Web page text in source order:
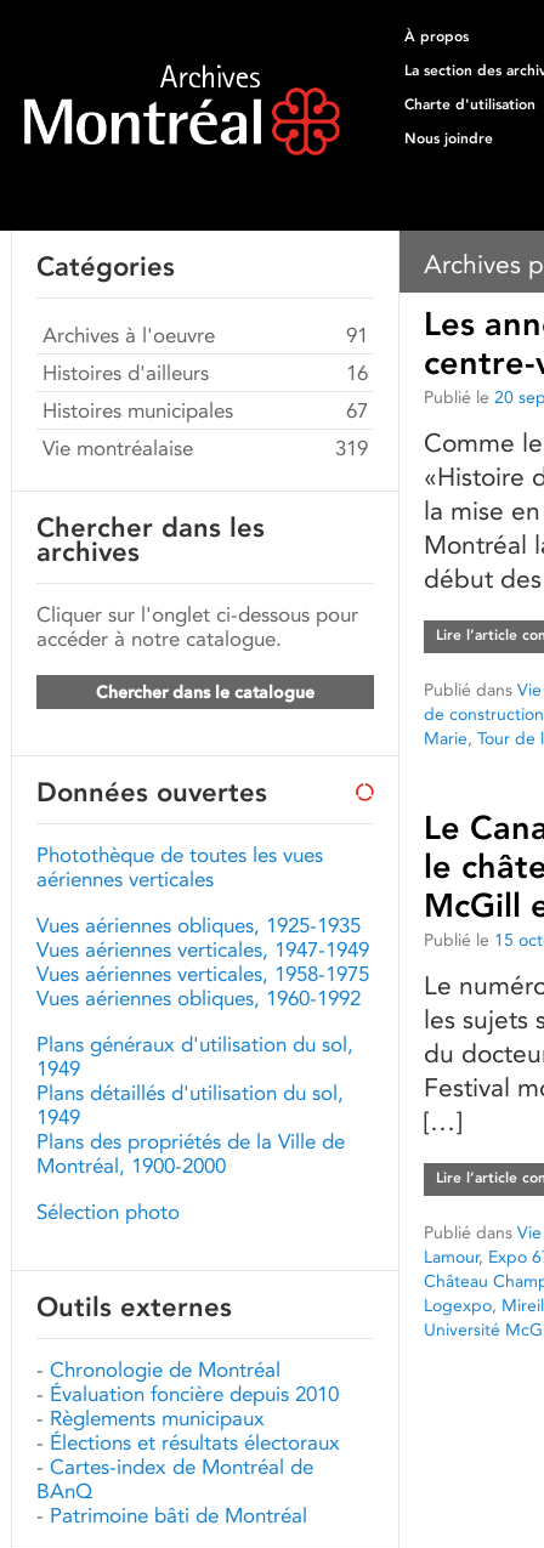
À propos
La section des
Charte d'utilisation
Nous joindre
Archives
Les
Publié le 20
Comme
«Histoire
la mise
Montréal
début
Lire l’article
Publié dans
de construction
Marie, Tour de
Le
le
McGill
Publié le 15
Le
les sujets
du
Festival
[…]
Lire l’article
Publié dans
Lamour, Expo
Château
Logexpo,
Université
Catégories
Archives à l'oeuvre
91
Histoires d'ailleurs
16
Histoires municipales
67
Vie montréalaise
319
Chercher dans les
archives
Cliquer sur l'onglet ci-dessous pour
accéder à notre catalogue.
Chercher dans le catalogue
Données ouvertes
Photothèque de toutes les vues
aériennes verticales
Vues aériennes obliques, 1925-1935
Vues aériennes verticales, 1947-1949
Vues aériennes verticales, 1958-1975
Vues aériennes obliques, 1960-1992
Plans généraux d'utilisation du sol,
1949
Plans détaillés d'utilisation du sol,
1949
Plans des propriétés de la Ville de
Montréal, 1900-2000
Sélection photo
Outils externes
- Chronologie de Montréal
- Évaluation foncière depuis 2010
- Règlements municipaux
- Élections et résultats électoraux
- Cartes-index de Montréal de
BAnQ
- Patrimoine bâti de Montréal